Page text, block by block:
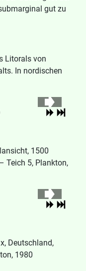
gut zu
Litorals von
In nordischen
1500
Teich 5, Plankton,
Deutschland,
1980